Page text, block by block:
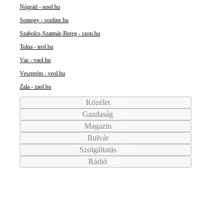
Nógrád - nool.hu
Somogy - sonline.hu
Szabolcs-Szatmár-Bereg - szon.hu
Tolna - teol.hu
Vas - vaol.hu
Veszprém - veol.hu
Zala - zaol.hu
Közélet
Gazdaság
Magazin
Bulvár
Szolgáltatás
Rádió